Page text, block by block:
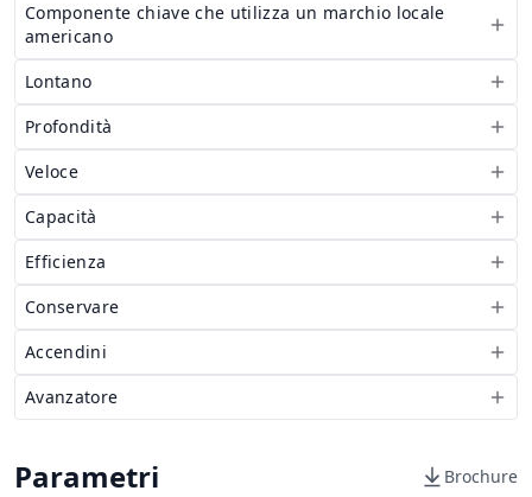
Componente chiave che utilizza un marchio locale
americano
Lontano
Profondità
Veloce
Capacità
Efficienza
Conservare
Accendini
Avanzatore
Parametri Brochure